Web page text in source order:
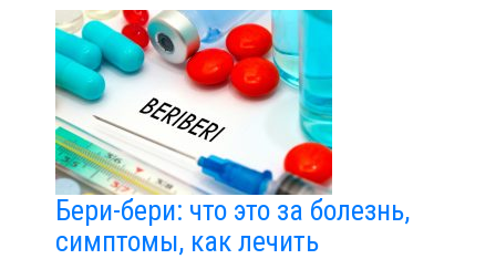
Бери-бери: что это за болезнь,
симптомы, как лечить